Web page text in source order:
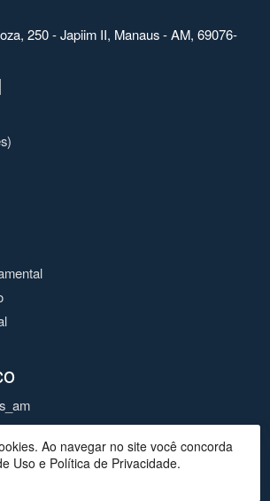
250 - Japiim II, Manaus - AM, 69076-
Ao navegar no site você concorda
Uso e Política de Privacidade.